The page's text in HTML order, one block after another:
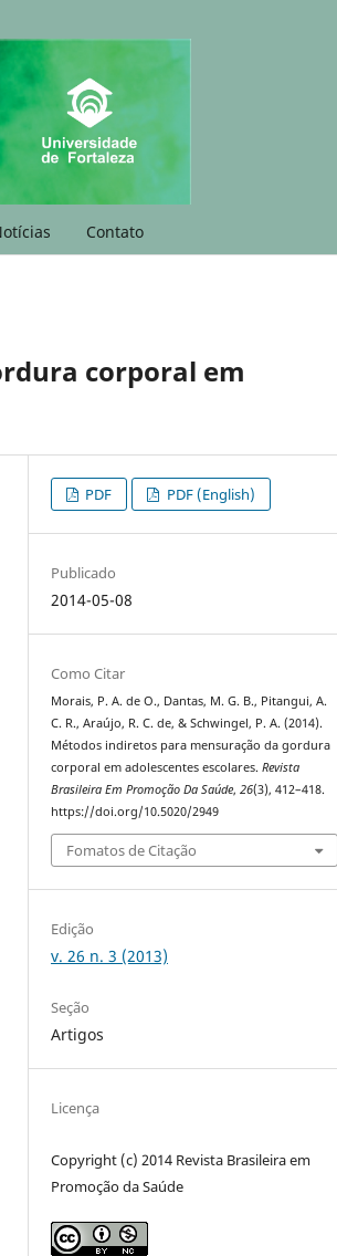
Contato
corporal em
PDF PDF (English)
Publicado
2014-05-08
Como Citar
Morais, P. A. de O., Dantas, M. G. B., Pitangui, A.
C. R., Araújo, R. C. de, & Schwingel, P. A. (2014).
Métodos indiretos para mensuração da gordura
corporal em adolescentes escolares.Revista
Brasileira Em Promoção Da Saúde,26(3), 412–418.
https://doi.org/10.5020/2949
Fomatos de Citação
Edição
v. 26 n. 3 (2013)
Seção
Artigos
Licença
Copyright (c) 2014 Revista Brasileira em
Promoção da Saúde